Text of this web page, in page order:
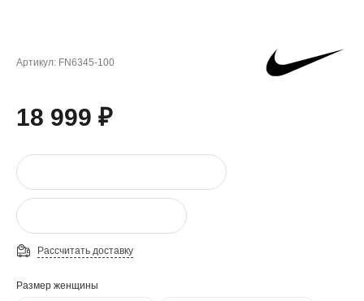
Артикул: FN6345-100
18 999 ₽
Рассчитать доставку
Размер женщины